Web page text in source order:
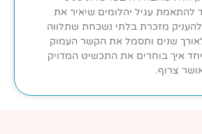
להתאמת עגיל יהלומים שיאיר את
להעניק מזכרת בלתי נשכחת שתלווה
שנים ותסמל את הקשר העמוק
יחד איך בוחרים את התכשיט המדויק
צרוף.